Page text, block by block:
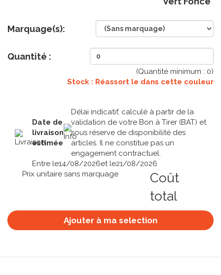
Marquage(s):
Quantité :
(Quantité minimum : 0)
Stock : Réassort le dans cette couleur
Date de
livraison
estimée
Délai indicatif, calculé à partir de la
validation de votre Bon à Tirer (BAT) et
sous réserve de disponibilité des
articles. Il ne constitue pas un
engagement contractuel.
Entre le14/08/2026et le21/08/2026
Prix unitaire sans marquage
Coût
total
Ajouter à ma selection